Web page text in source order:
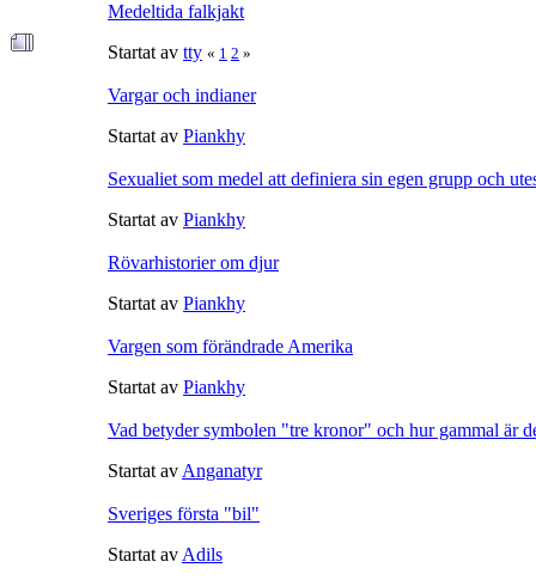
Medeltida falkjakt
Startat av tty « 1 2 »
Vargar och indianer
Startat av Piankhy
Sexualiet som medel att definiera sin egen grupp och
Startat av Piankhy
Rövarhistorier om djur
Startat av Piankhy
Vargen som förändrade Amerika
Startat av Piankhy
Vad betyder symbolen "tre kronor" och hur gammal är
Startat av Anganatyr
Sveriges första "bil"
Startat av Adils